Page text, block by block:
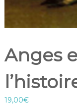
Anges
19,00€